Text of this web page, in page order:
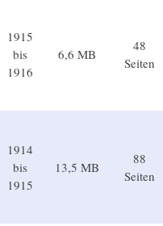
1915
bis
1916
6,6 MB
48
Seiten
1914
bis
1915
13,5 MB
88
Seiten